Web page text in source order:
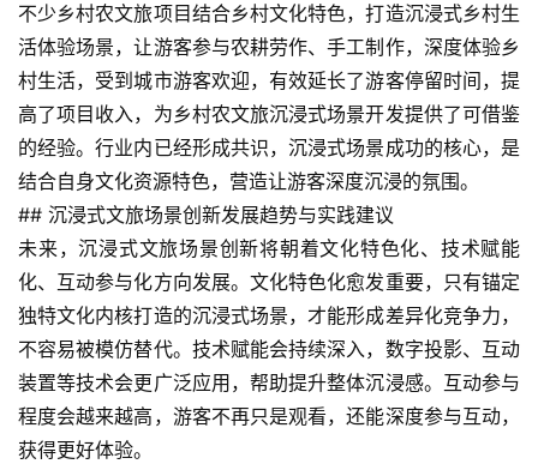
首
页
景
区
二
消
文
旅
融
合
乡
村
不少乡村农文旅项目结合乡村文化特色，打造沉浸式乡村生
活体验场景，让游客参与农耕劳作、手工制作，深度体验乡
村生活，受到城市游客欢迎，有效延长了游客停留时间，提
高了项目收入，为乡村农文旅沉浸式场景开发提供了可借鉴
的经验。行业内已经形成共识，沉浸式场景成功的核心，是
结合自身文化资源特色，营造让游客深度沉浸的氛围。
## 沉浸式文旅场景创新发展趋势与实践建议
未来，沉浸式文旅场景创新将朝着文化特色化、技术赋能
化、互动参与化方向发展。文化特色化愈发重要，只有锚定
独特文化内核打造的沉浸式场景，才能形成差异化竞争力，
不容易被模仿替代。技术赋能会持续深入，数字投影、互动
装置等技术会更广泛应用，帮助提升整体沉浸感。互动参与
程度会越来越高，游客不再只是观看，还能深度参与互动，
获得更好体验。